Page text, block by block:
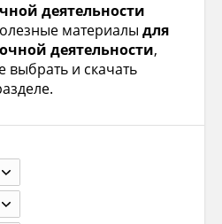
деятельности
материалы для
деятельности,
и скачать